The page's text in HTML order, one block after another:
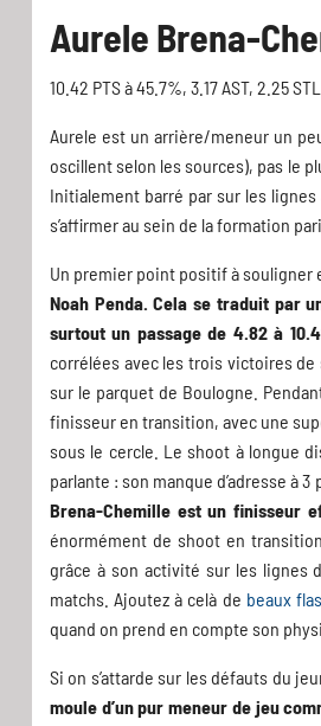
Aurele Brena-
10.42 PTS à 45.7%, 3.17 AST, 2.25
Aurele est un arrière/meneur un
oscillent selon les sources), pas le
Initialement barré par sur les
s’affirmer au sein de la formation
Un premier point positif à souligner
Noah Penda. Cela se traduit par
surtout un passage de 4.82 à
corrélées avec les trois victoires
sur le parquet de Boulogne.
finisseur en transition, avec une
sous le cercle. Le shoot à longue
parlante : son manque d’adresse à
Brena-Chemille est un finisseur
énormément de shoot en
grâce à son activité sur les lignes
matchs. Ajoutez à celà de beaux
quand on prend en compte son
Si on s’attarde sur les défauts du
moule d’un pur meneur de jeu